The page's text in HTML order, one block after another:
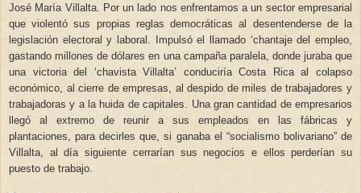
José María Villalta. Por un lado nos enfrentamos a un sector empresarial
que violentó sus propias reglas democráticas al desentenderse de la
legislación electoral y laboral. Impulsó el llamado ‘chantaje del empleo,
gastando millones de dólares en una campaña paralela, donde juraba que
una victoria del ‘chavista Villalta’ conduciría Costa Rica al colapso
económico, al cierre de empresas, al despido de miles de trabajadores y
trabajadoras y a la huida de capitales. Una gran cantidad de empresarios
llegó al extremo de reunir a sus empleados en las fábricas y
plantaciones, para decirles que, si ganaba el “socialismo bolivariano” de
Villalta, al día siguiente cerrarían sus negocios e ellos perderían su
puesto de trabajo.